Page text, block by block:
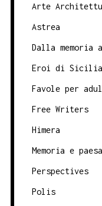
Arte
Astrea
Dalla memoria
Eroi di Sicilia
Favole per
Free Writers
Himera
Memoria e
Perspectives
Polis